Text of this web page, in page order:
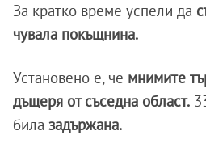
За кратко време успели да
чувала покъщнина.
Установено е, че мнимите
дъщеря от съседна област.
била задържана.